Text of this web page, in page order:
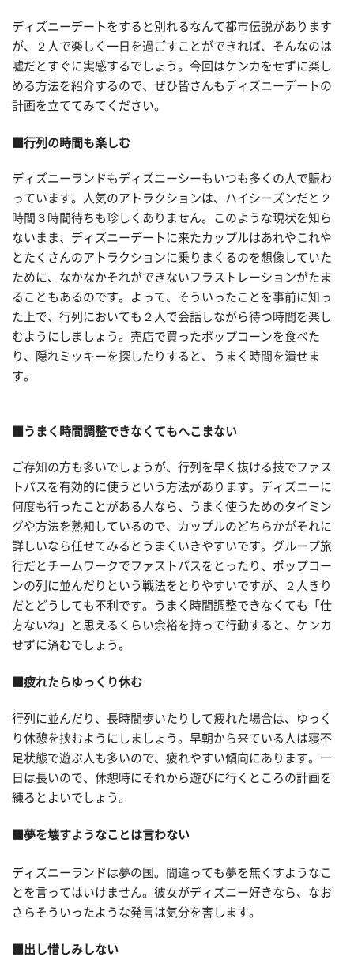
ディズニーデートをすると別れるなんて都市伝説があります
が、２人で楽しく一日を過ごすことができれば、そんなのは
嘘だとすぐに実感するでしょう。今回はケンカをせずに楽し
める方法を紹介するので、ぜひ皆さんもディズニーデートの
計画を立ててみてください。
■行列の時間も楽しむ
ディズニーランドもディズニーシーもいつも多くの人で賑わ
っています。人気のアトラクションは、ハイシーズンだと２
時間３時間待ちも珍しくありません。このような現状を知ら
ないまま、ディズニーデートに来たカップルはあれやこれや
とたくさんのアトラクションに乗りまくるのを想像していた
ために、なかなかそれができないフラストレーションがたま
ることもあるのです。よって、そういったことを事前に知っ
た上で、行列においても２人で会話しながら待つ時間を楽し
むようにしましょう。売店で買ったポップコーンを食べた
り、隠れミッキーを探したりすると、うまく時間を潰せま
す。
■うまく時間調整できなくてもへこまない
ご存知の方も多いでしょうが、行列を早く抜ける技でファス
トパスを有効的に使うという方法があります。ディズニーに
何度も行ったことがある人なら、うまく使うためのタイミン
グや方法を熟知しているので、カップルのどちらかがそれに
詳しいなら任せてみるとうまくいきやすいです。グループ旅
行だとチームワークでファストパスをとったり、ポップコー
ンの列に並んだりという戦法をとりやすいですが、２人きり
だとどうしても不利です。うまく時間調整できなくても「仕
方ないね」と思えるくらい余裕を持って行動すると、ケンカ
せずに済むでしょう。
■疲れたらゆっくり休む
行列に並んだり、長時間歩いたりして疲れた場合は、ゆっく
り休憩を挟むようにしましょう。早朝から来ている人は寝不
足状態で遊ぶ人も多いので、疲れやすい傾向にあります。一
日は長いので、休憩時にそれから遊びに行くところの計画を
練るとよいでしょう。
■夢を壊すようなことは言わない
ディズニーランドは夢の国。間違っても夢を無くすようなこ
とを言ってはいけません。彼女がディズニー好きなら、なお
さらそういったような発言は気分を害します。
■出し惜しみしない